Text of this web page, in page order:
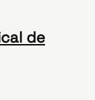
de